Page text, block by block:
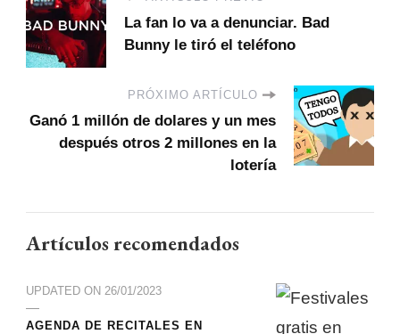
La fan lo va a denunciar. Bad
Bunny le tiró el teléfono
PRÓXIMO ARTÍCULO
Ganó 1 millón de dolares y un mes
después otros 2 millones en la
lotería
Artículos recomendados
UPDATED ON 26/01/2023
AGENDA DE RECITALES EN